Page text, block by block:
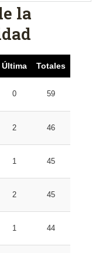
la
Última Totales
0 59
2 46
1 45
2 45
1 44